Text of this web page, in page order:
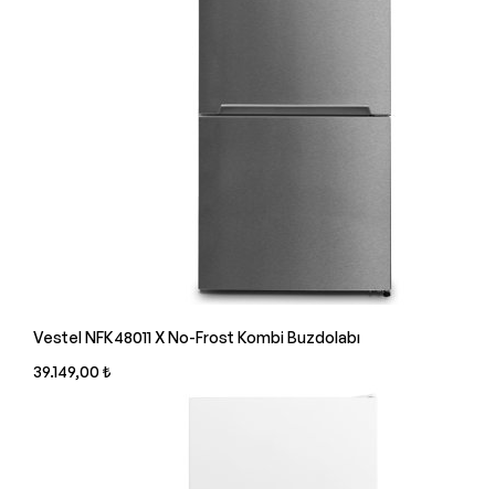
Vestel NFK48011 X No-Frost Kombi Buzdolabı
39.149,00 ₺